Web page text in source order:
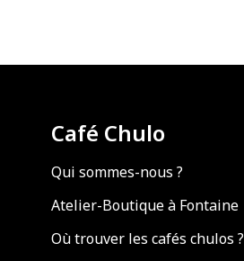
Café Chulo
Qui sommes-nous ?
Atelier-Boutique à Fontaine
Où trouver les cafés chulos ?